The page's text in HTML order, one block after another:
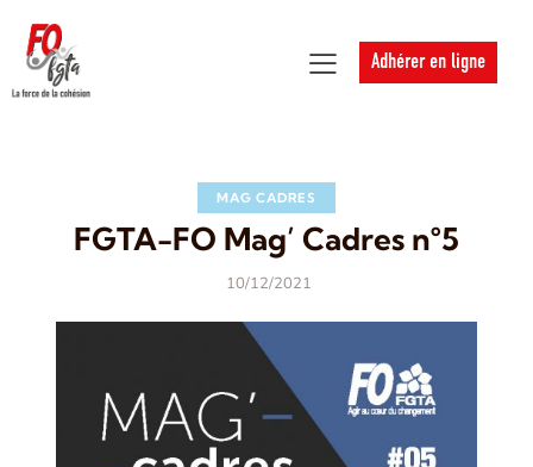
Adhérer en ligne
MAG CADRES
FGTA-FO Mag’ Cadres n°5
10/12/2021